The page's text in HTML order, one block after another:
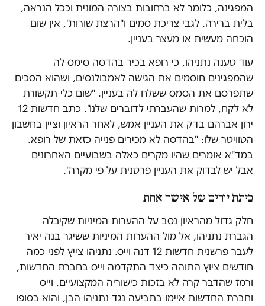
המפגינה, כלומר לא ברחובות בצורה המונית וככל הנראה,
בלית ברירה. לגבי צריכת סמים ו"הרצת שורות", אין שום
הוכחה מעשית או מעצר בעניין.
עוד טענה נתניהו, כי רופא בכיר בהדסה סימס לה
שהמפגינים חוסמים את הגישה לאמבולנסים, ושהוא הסכים
שתפרסם את הסמס ששלח לה בעניין. "שום כלי תקשורת
לא לקח, למרות שהעברתי לדוברים שלנו". כתב חדשות 12
ירון אברהם בדק את העניין אמש, לאחר הראיון וציין בחשבון
הטוויטר שלו: "בהדסה לא מכירים פנייה כזאת של רופא.
במד"א אומרים שהיו מקרים כאלה בשבועיים האחרונים
אבל יש לבדוק את העניין פרטנית על פי מקרה".
כיתת יורים של אישה אחת
חלק גדול מהראיון נסב על ההערות המיניות שקיבלה
הגברת נתניהו, אל מול ההערות המיניות ששיגר בנה יאיר
לעבר פרשנית חדשות 12 דנה וייס. נתניהו צייץ לפני כמה
חודשים ציוץ התוהה כיצד התקדמה וייס בחברת החדשות,
ורמז שהדבר קרה לא בזכות כישוריה המקצועיים. וייס
וחברת החדשות איימו בתביעה נגד נתניהו הבן, והוא בסופו